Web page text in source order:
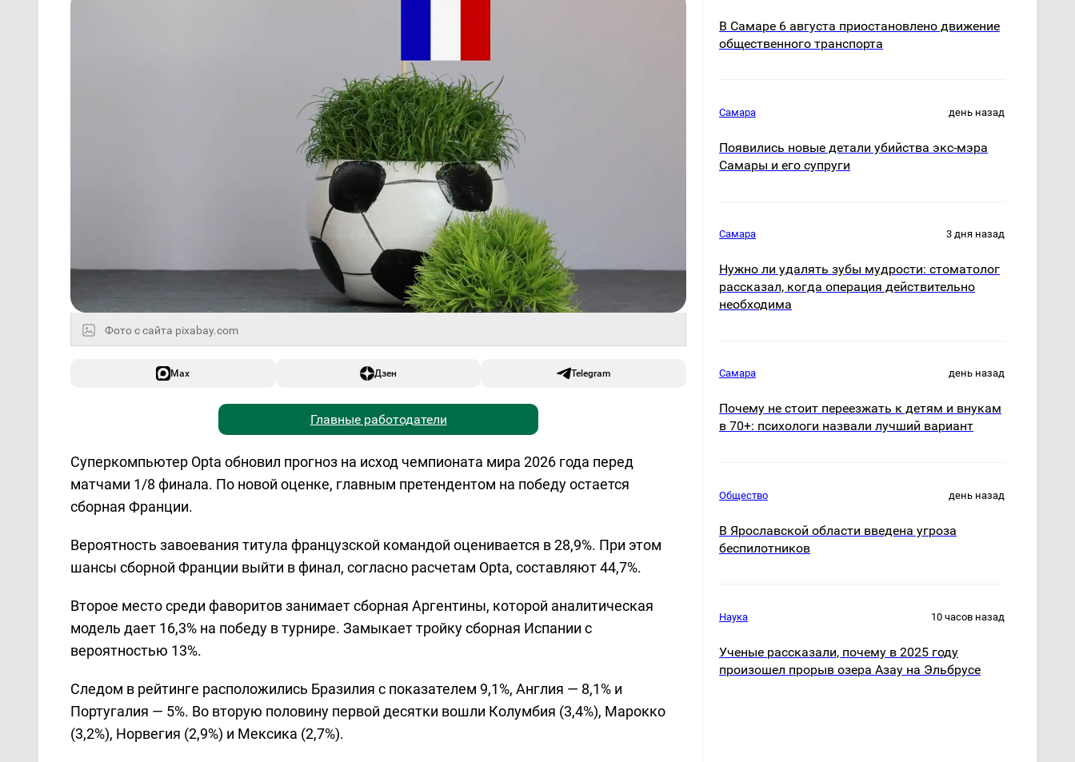
Фото с сайта pixabay.com
Max Дзен Telegram
Главные работодатели
Суперкомпьютер Opta обновил прогноз на исход чемпионата мира 2026 года перед
матчами 1/8 финала. По новой оценке, главным претендентом на победу остается
сборная Франции.
Вероятность завоевания титула французской командой оценивается в 28,9%. При этом
шансы сборной Франции выйти в финал, согласно расчетам Opta, составляют 44,7%.
Второе место среди фаворитов занимает сборная Аргентины, которой аналитическая
модель дает 16,3% на победу в турнире. Замыкает тройку сборная Испании с
вероятностью 13%.
Следом в рейтинге расположились Бразилия с показателем 9,1%, Англия — 8,1% и
Португалия — 5%. Во вторую половину первой десятки вошли Колумбия (3,4%), Марокко
(3,2%), Норвегия (2,9%) и Мексика (2,7%).
В Самаре 6 августа приостановлено движение
общественного транспорта
Самара день назад
Появились новые детали убийства экс-мэра
Самары и его супруги
Самара 3 дня назад
Нужно ли удалять зубы мудрости: стоматолог
рассказал, когда операция действительно
необходима
Самара день назад
Почему не стоит переезжать к детям и внукам
в 70+: психологи назвали лучший вариант
Общество день назад
В Ярославской области введена угроза
беспилотников
Наука 10 часов назад
Ученые рассказали, почему в 2025 году
произошел прорыв озера Азау на Эльбрусе